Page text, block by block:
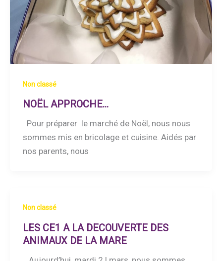
Non classé
NOËL APPROCHE…
Pour préparer le marché de Noël, nous nous
sommes mis en bricolage et cuisine. Aidés par
nos parents, nous
Non classé
LES CE1 A LA DECOUVERTE DES
ANIMAUX DE LA MARE